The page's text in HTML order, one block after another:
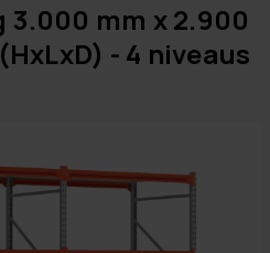
mm x 2.900
- 4 niveaus